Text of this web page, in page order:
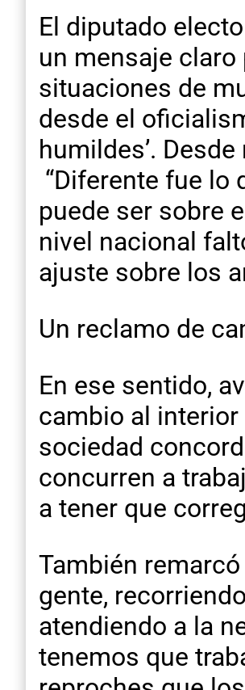
El diputado
un mensaje
situaciones de
desde el
humildes’.
“Diferente fue lo
puede ser sobre
nivel nacional
ajuste sobre los
Un reclamo de
En ese sentido,
cambio al
sociedad
concurren a
a tener que
También
gente,
atendiendo a la
tenemos que